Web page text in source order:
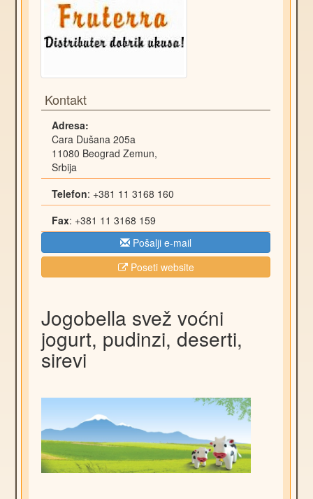
Kontakt
Adresa:
Cara Dušana 205a
11080 Beograd Zemun,
Srbija
Telefon: +381 11 3168 160
Fax: +381 11 3168 159
Pošalji e-mail
Poseti website
Jogobella svež voćni
jogurt, pudinzi, deserti,
sirevi